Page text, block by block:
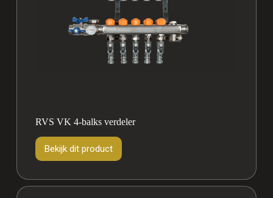
RVS VK 4-balks verdeler
Bekijk dit product
Bekijk
dit